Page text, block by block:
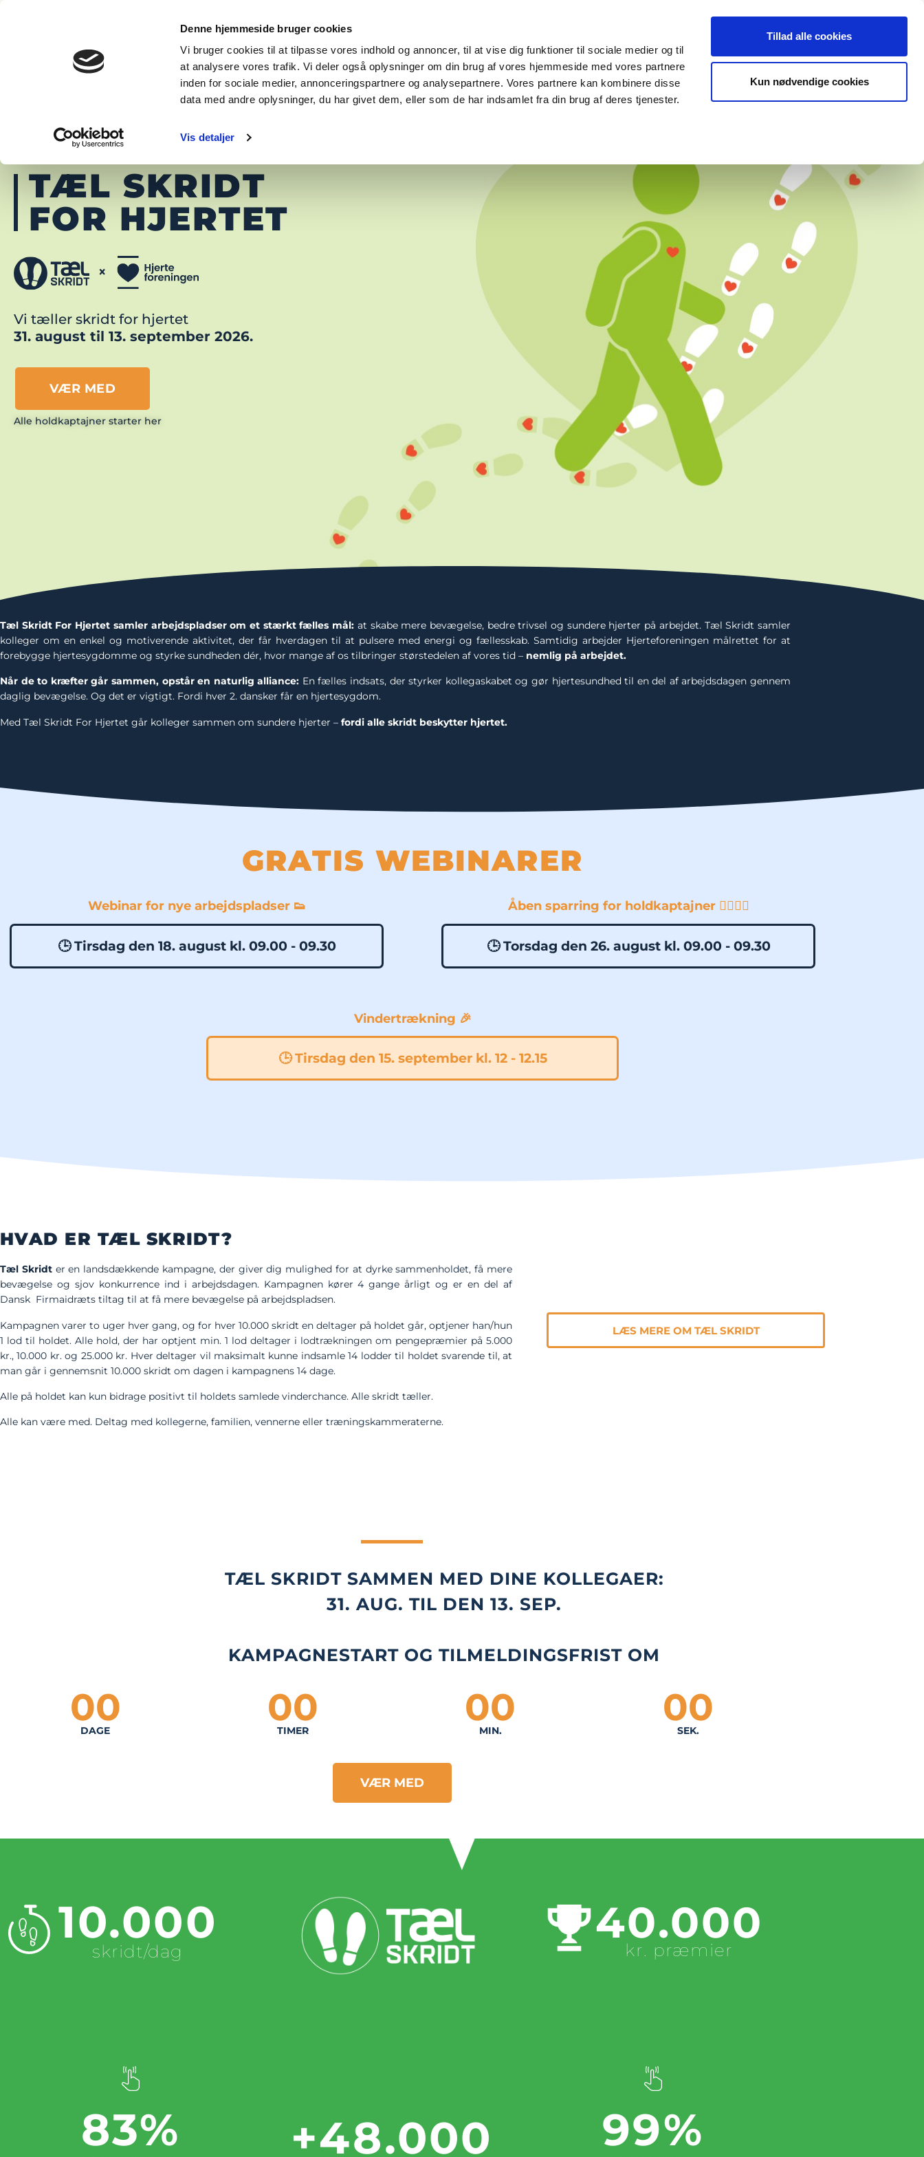
Denne hjemmeside bruger cookies
Vi bruger cookies til at tilpasse vores indhold og annoncer, til at vise dig funktioner til sociale medier og til
at analysere vores trafik. Vi deler også oplysninger om din brug af vores hjemmeside med vores partnere
inden for sociale medier, annonceringspartnere og analysepartnere. Vores partnere kan kombinere disse
data med andre oplysninger, du har givet dem, eller som de har indsamlet fra din brug af deres tjenester.
Vis detaljer
Tillad alle cookies
Kun nødvendige cookies
OM FAQ WALK OF FAME
TÆL SKRIDT
FOR HJERTET
Vi tæller skridt for hjertet
31. august til 13. september 2026.
VÆR MED
Alle holdkaptajner starter her
Tæl Skridt For Hjertet samler arbejdspladser om et stærkt fælles mål: at skabe mere bevægelse, bedre trivsel og sundere hjerter på arbejdet. Tæl Skridt samler
kolleger om en enkel og motiverende aktivitet, der får hverdagen til at pulsere med energi og fællesskab. Samtidig arbejder Hjerteforeningen målrettet for at
forebygge hjertesygdomme og styrke sundheden dér, hvor mange af os tilbringer størstedelen af vores tid – nemlig på arbejdet.
Når de to kræfter går sammen, opstår en naturlig alliance: En fælles indsats, der styrker kollegaskabet og gør hjertesundhed til en del af arbejdsdagen gennem
daglig bevægelse. Og det er vigtigt. Fordi hver 2. dansker får en hjertesygdom.
Med Tæl Skridt For Hjertet går kolleger sammen om sundere hjerter – fordi alle skridt beskytter hjertet.
GRATIS WEBINARER
Webinar for nye arbejdspladser 👟
🕒 Tirsdag den 18. august kl. 09.00 - 09.30
Åben sparring for holdkaptajner 👨‍✈️👩‍✈️
🕒 Torsdag den 26. august kl. 09.00 - 09.30
Vindertrækning 🎉
🕒 Tirsdag den 15. september kl. 12 - 12.15
HVAD ER TÆL SKRIDT?
Tæl Skridt er en landsdækkende kampagne, der giver dig mulighed for at dyrke sammenholdet, få mere
bevægelse og sjov konkurrence ind i arbejdsdagen. Kampagnen kører 4 gange årligt og er en del af
Dansk Firmaidræts tiltag til at få mere bevægelse på arbejdspladsen.
Kampagnen varer to uger hver gang, og for hver 10.000 skridt en deltager på holdet går, optjener han/hun
1 lod til holdet. Alle hold, der har optjent min. 1 lod deltager i lodtrækningen om pengepræmier på 5.000
kr., 10.000 kr. og 25.000 kr. Hver deltager vil maksimalt kunne indsamle 14 lodder til holdet svarende til, at
man går i gennemsnit 10.000 skridt om dagen i kampagnens 14 dage.
Alle på holdet kan kun bidrage positivt til holdets samlede vinderchance. Alle skridt tæller.
Alle kan være med. Deltag med kollegerne, familien, vennerne eller træningskammeraterne.
LÆS MERE OM TÆL SKRIDT
TÆL SKRIDT SAMMEN MED DINE KOLLEGAER:
31. AUG. TIL DEN 13. SEP.
KAMPAGNESTART OG TILMELDINGSFRIST OM
00
DAGE
00
TIMER
00
MIN.
00
SEK.
VÆR MED
10.000
skridt/dag
40.000
kr. præmier
83% +48.000 99%